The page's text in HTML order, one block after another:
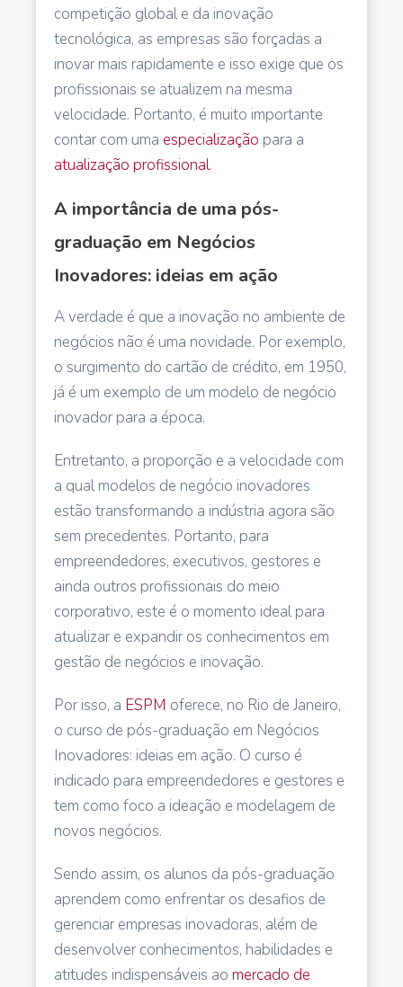
competição global e da inovação
tecnológica, as empresas são forçadas a
inovar mais rapidamente e isso exige que os
profissionais se atualizem na mesma
velocidade. Portanto, é muito importante
contar com uma especialização para a
atualização profissional.
A importância de uma pós-
graduação em Negócios
Inovadores: ideias em ação
A verdade é que a inovação no ambiente de
negócios não é uma novidade. Por exemplo,
o surgimento do cartão de crédito, em 1950,
já é um exemplo de um modelo de negócio
inovador para a época.
Entretanto, a proporção e a velocidade com
a qual modelos de negócio inovadores
estão transformando a indústria agora são
sem precedentes. Portanto, para
empreendedores, executivos, gestores e
ainda outros profissionais do meio
corporativo, este é o momento ideal para
atualizar e expandir os conhecimentos em
gestão de negócios e inovação.
Por isso, a ESPM oferece, no Rio de Janeiro,
o curso de pós-graduação em Negócios
Inovadores: ideias em ação. O curso é
indicado para empreendedores e gestores e
tem como foco a ideação e modelagem de
novos negócios.
Sendo assim, os alunos da pós-graduação
aprendem como enfrentar os desafios de
gerenciar empresas inovadoras, além de
desenvolver conhecimentos, habilidades e
atitudes indispensáveis ao mercado de